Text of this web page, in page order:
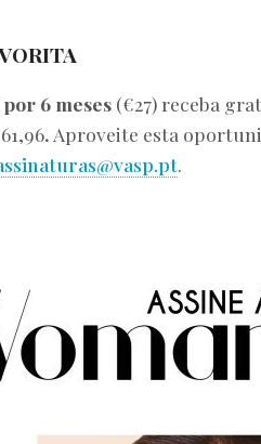
6 meses (€27) receba
. Aproveite esta
.